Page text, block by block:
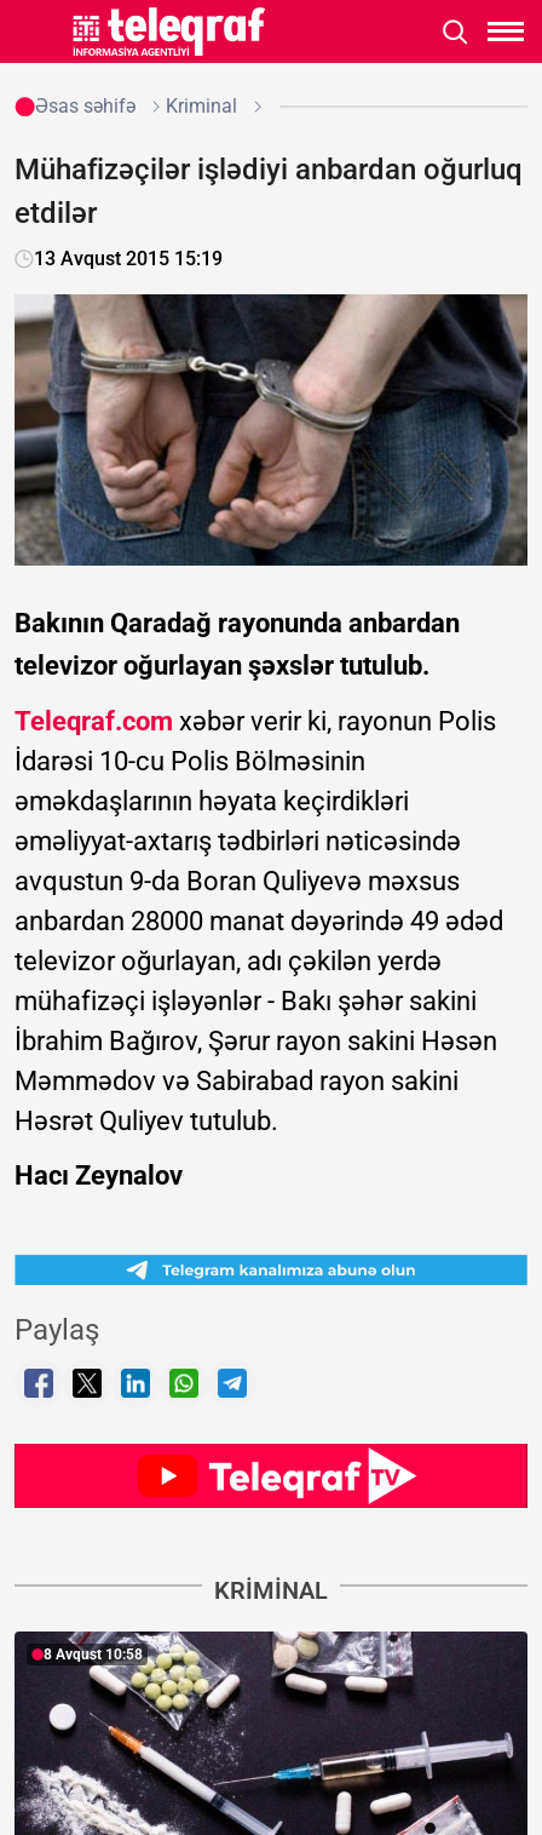
Əsas səhifə Kriminal
Mühafizəçilər işlədiyi anbardan oğurluq
etdilər
13 Avqust 2015 15:19
Bakının Qaradağ rayonunda anbardan
televizor oğurlayan şəxslər tutulub.
Teleqraf.com xəbər verir ki, rayonun Polis
İdarəsi 10-cu Polis Bölməsinin
əməkdaşlarının həyata keçirdikləri
əməliyyat-axtarış tədbirləri nəticəsində
avqustun 9-da Boran Quliyevə məxsus
anbardan 28000 manat dəyərində 49 ədəd
televizor oğurlayan, adı çəkilən yerdə
mühafizəçi işləyənlər - Bakı şəhər sakini
İbrahim Bağırov, Şərur rayon sakini Həsən
Məmmədov və Sabirabad rayon sakini
Həsrət Quliyev tutulub.
Hacı Zeynalov
Paylaş
KRIMINAL
8 Avqust 10:58